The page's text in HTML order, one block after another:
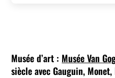
Musée d’art : Musée Van
siècle avec Gauguin,